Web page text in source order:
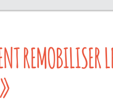
REMOBILISER